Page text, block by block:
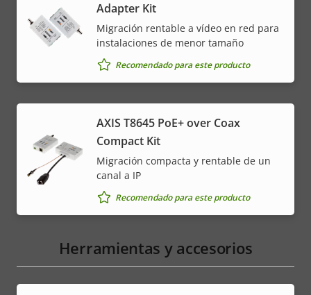
Adapter Kit
Migración rentable a vídeo en red para
instalaciones de menor tamaño
Recomendado para este producto
AXIS T8645 PoE+ over Coax
Compact Kit
Migración compacta y rentable de un
canal a IP
Recomendado para este producto
Herramientas y accesorios